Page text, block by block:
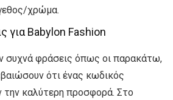
χρώμα.
για Babylon Fashion
συχνά φράσεις όπως οι παρακάτω,
ότι ένας κωδικός
την καλύτερη προσφορά. Στο